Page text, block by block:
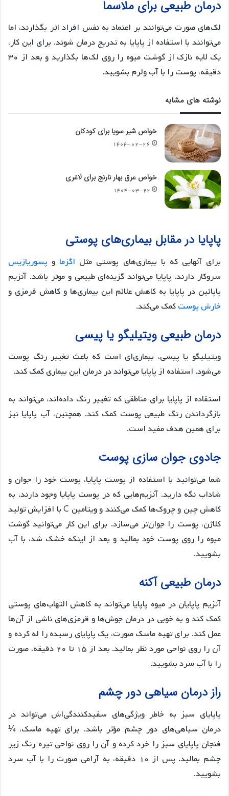
درمان طبیعی برای ملاسما
لک‌های صورت می‌توانند بر اعتماد به نفس افراد اثر بگذارند، اما
می‌توانند با استفاده از پاپایا به تدریج درمان شوند. برای این کار،
یک لایه نازک از گوشت میوه را روی لک‌ها بگذارید و بعد از ۳۰
دقیقه، پوست را با آب ولرم بشویید.
نوشته های مشابه
خواص شیر سویا برای کودکان
۱۴۰۴-۰۲-۲۶
خواص عرق بهار نارنج برای لاغری
۱۴۰۴-۰۳-۲۲
پاپایا در مقابل بیماری‌های پوستی
برای آنهایی که با بیماری‌های پوستی مثل اگزما و پسوریازیس
سروکار دارند، پاپایا می‌تواند گزینه‌ای طبیعی و موثر باشد. آنزیم
پاپائین در پاپایا به کاهش علائم این بیماری‌ها و کاهش قرمزی و
خارش پوستکمک می‌کند.
درمان طبیعی ویتیلیگو یا پیسی
ویتیلیگو یا پیسی، بیماری‌ای است که باعث تغییر رنگ پوست
می‌شود. استفاده از پاپایا می‌تواند در درمان این بیماری کمک کند.
استفاده از پاپایا برای مناطقی که تغییر رنگ داده‌اند، می‌تواند به
بازگرداندن رنگ طبیعی پوست کمک کند. همچنین، آب پاپایا نیز
برای همین هدف مفید است.
جادوی جوان سازی پوست
شما می‌توانید با استفاده از پوست پاپایا، پوست خود را جوان و
شاداب نگه دارید. آنزیم‌هایی که در پوست پاپایا وجود دارند، به
کاهش چین و چروک‌ها کمک می‌کنند و ویتامین C با افزایش تولید
کلاژن، پوست را جوان‌تر می‌سازد. برای این کار می‌توانید گوشت
میوه را روی پوست خود بمالید و بعد از اینکه خشک شد، با آب
بشویید.
درمان طبیعی آکنه
آنزیم پاپایان در میوه پاپایا می‌تواند به کاهش التهاب‌های پوستی
کمک کند و به خوبی در درمان جوش‌ها و قرمزی‌های ناشی از آن‌ها
عمل کند. برای تهیه ماسک صورت، یک پاپایای رسیده را له کرده و
آن را روی نواحی مورد نظر بمالید. بعد از ۱۵ تا ۲۰ دقیقه، صورت
را با آب سرد بشویید.
راز درمان سیاهی دور چشم
پاپایای سبز به خاطر ویژگی‌های سفیدکنندگی‌اش می‌تواند در
درمان سیاهی‌های دور چشم مؤثر باشد. برای تهیه ماسک، ¼
فنجان پاپایای سبز را خرد کرده و آن را روی نواحی تیره رنگ زیر
چشم بمالید. پس از ۱۰ دقیقه، به آرامی صورت را با آب سرد
بشویید.